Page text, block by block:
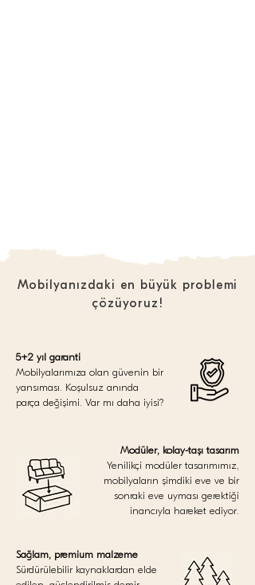
Mobilyanızdaki en büyük problemi
çözüyoruz!
5+2 yıl garanti
Mobilyalarımıza olan güvenin bir
yansıması. Koşulsuz anında
parça değişimi. Var mı daha iyisi?
Modüler, kolay-taşı tasarım
Yenilikçi modüler tasarımımız,
mobilyaların şimdiki eve ve bir
sonraki eve uyması gerektiği
inancıyla hareket ediyor.
Sağlam, premium malzeme
Sürdürülebilir kaynaklardan elde